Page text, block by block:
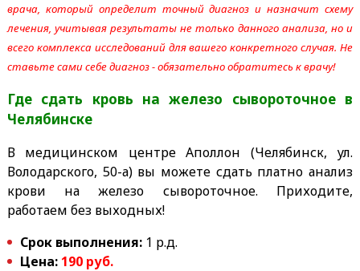
врача, который определит точный диагноз и назначит схему
лечения, учитывая результаты не только данного анализа, но и
всего комплекса исследований для вашего конкретного случая. Не
ставьте сами себе диагноз - обязательно обратитесь к врачу!
Где сдать кровь на железо сывороточное в
Челябинске
В медицинском центре Аполлон (Челябинск, ул.
Володарского, 50-а) вы можете сдать платно анализ
крови на железо сывороточное. Приходите,
работаем без выходных!
Срок выполнения:1 р.д.
Цена: 190 руб.